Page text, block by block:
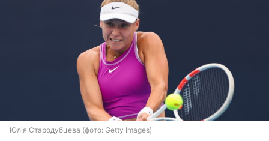
Юлія Стародубцева (фото: Getty Images)